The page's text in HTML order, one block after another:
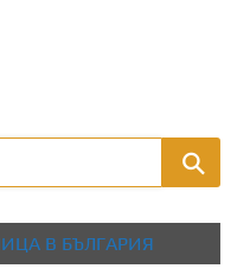
В БЪЛГАРИЯ